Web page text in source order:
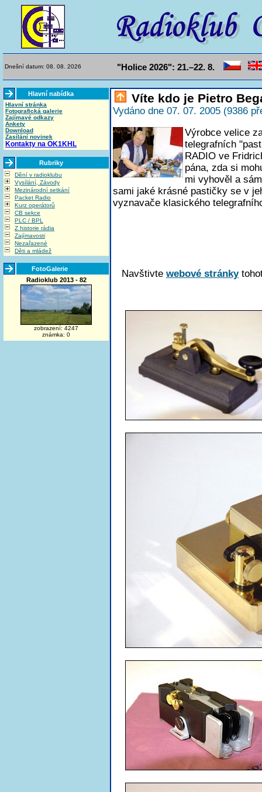
Dnešní datum: 08. 08. 2026 "Holice 2026": 21.–22. 8.
Hlavní nabídka
Hlavní stránka
Fotografická galerie
Zajímavé odkazy
Ankety
Download
Zasílání novinek
Kontakty na OK1KHL
Rubriky
Dění v radioklubu
Vysílání, Závody
Mezinárodní setkání
Packet Radio
Kurz operátorů
CB sekce
PLC / BPL
Z historie rádia
Zajímavosti
Nezařazené
Děti a mládež
FotoGalerie
Radioklub 2013 - 82
zobrazení: 4247
známka: 0
Víte kdo je Pietro
Vydáno dne 07. 07. 2005 (9386
Výrobce velice
telegrafních
RADIO ve
pána, zda si
mi vyhověl a
sami jaké krásné pastičky se v
vyznavače klasického
Navštivte webové stránky